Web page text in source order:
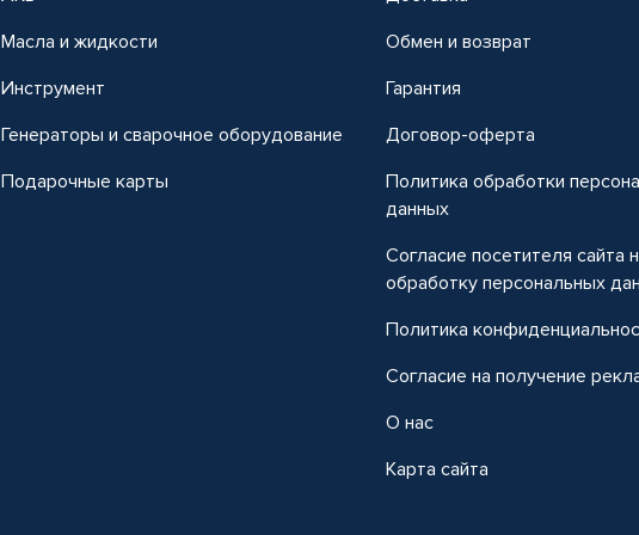
Масла и жидкости
Инструмент
Генераторы и сварочное оборудование
Подарочные карты
Обмен и возврат
Гарантия
Договор-оферта
Политика обработки
данных
Согласие посетителя сайта
обработку персональных
Политика
Согласие на получение
О нас
Карта сайта